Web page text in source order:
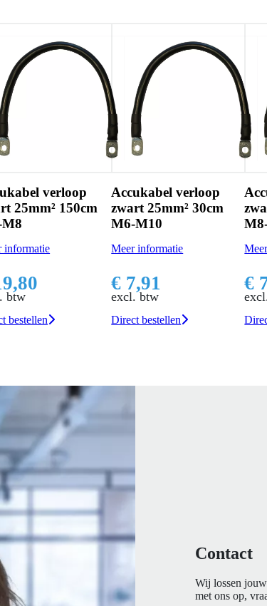
verloop
25mm² 150cm
informatie
btw
bestellen
Accukabel verloop
zwart 25mm² 30cm
M6-M10
Meer informatie
€ 7,91
excl. btw
Direct bestellen
€
Contact
Wij lossen
met ons op,